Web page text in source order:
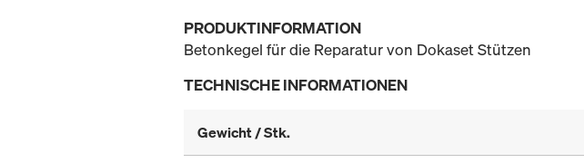
PRODUKTINFORMATION
Betonkegel für die Reparatur von Dokaset Stützen
TECHNISCHE INFORMATIONEN
Gewicht / Stk.